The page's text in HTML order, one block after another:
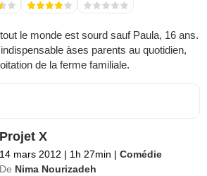
le monde est sourd sauf Paula, 16 ans.
àses parents au quotidien,
de la ferme familiale.
Projet X
14 mars 2012 | 1h 27min | Comédie
De Nima Nourizadeh